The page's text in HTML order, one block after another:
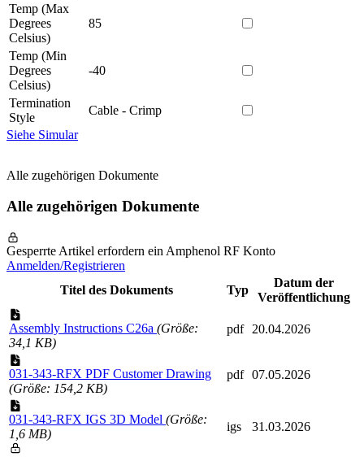
Temp (Max
Degrees
Celsius)
85
Temp (Min
Degrees
Celsius)
-40
Termination
Style
Cable - Crimp
Siehe Simular
Alle zugehörigen Dokumente
Alle zugehörigen Dokumente
Gesperrte Artikel erfordern ein Amphenol RF Konto
Anmelden/Registrieren
Titel des Dokuments
Typ
Datum der
Veröffentlichung
Assembly Instructions C26a (Größe:
34,1 KB)
pdf 20.04.2026
031-343-RFX PDF Customer Drawing
(Größe: 154,2 KB)
pdf 07.05.2026
031-343-RFX IGS 3D Model (Größe:
1,6 MB)
igs 31.03.2026